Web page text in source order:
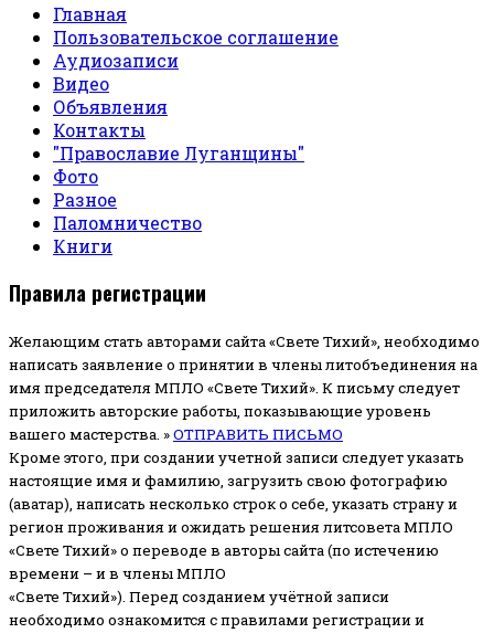
Главная
Пользовательское соглашение
Аудиозаписи
Видео
Объявления
Контакты
"Православие Луганщины"
Фото
Разное
Паломничество
Книги
Правила регистрации
Желающим стать авторами сайта «Свете Тихий», необходимо
написать заявление о принятии в члены литобъединения на
имя председателя МПЛО «Свете Тихий». К письму следует
приложить авторские работы, показывающие уровень
вашего мастерства. »ОТПРАВИТЬ ПИСЬМО
Кроме этого, при создании учетной записи следует указать
настоящие имя и фамилию, загрузить свою фотографию
(аватар), написать несколько строк о себе, указать страну и
регион проживания и ожидать решения литсовета МПЛО
«Свете Тихий» о переводе в авторы сайта (по истечению
времени – и в члены МПЛО
«Свете Тихий»). Перед созданием учётной записи
необходимо ознакомится с правилами регистрации и